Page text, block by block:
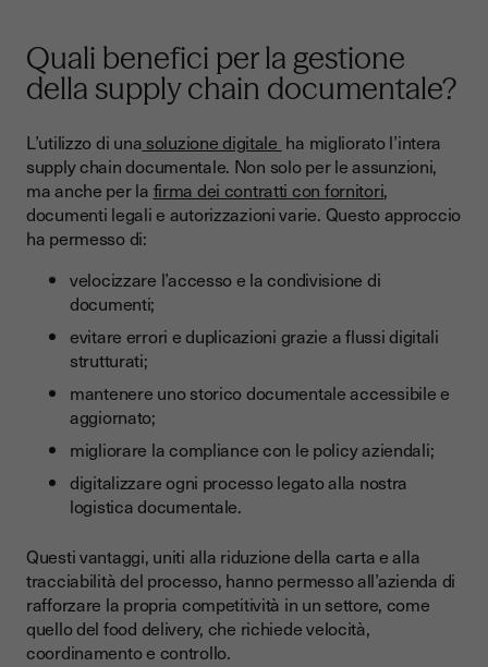
Quali benefici per la gestione
della supply chain documentale?
L’utilizzo di una soluzione digitale ha migliorato l’intera
supply chain documentale. Non solo per le assunzioni,
ma anche per la firma dei contratti con fornitori,
documenti legali e autorizzazioni varie. Questo approccio
ha permesso di:
velocizzare l’accesso e la condivisione di
documenti;
evitare errori e duplicazioni grazie a flussi digitali
strutturati;
mantenere uno storico documentale accessibile e
aggiornato;
migliorare la compliance con le policy aziendali;
digitalizzare ogni processo legato alla nostra
logistica documentale.
Questi vantaggi, uniti alla riduzione della carta e alla
tracciabilità del processo, hanno permesso all’azienda di
rafforzare la propria competitività in un settore, come
quello del food delivery, che richiede velocità,
coordinamento e controllo.